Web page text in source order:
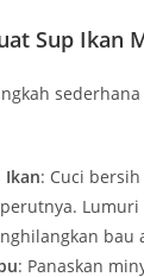
Sup Ikan
Ikan: Cuci
bau
: Panaskan